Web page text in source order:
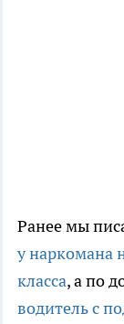
Ранее мы
у наркомана
класса, а по
водитель с